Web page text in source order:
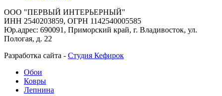
ООО "ПЕРВЫЙ ИНТЕРЬЕРНЫЙ"
ИНН 2540203859, ОГРН 1142540005585
Юр.адрес: 690091, Приморский край, г. Владивосток, ул.
Пологая, д. 22
Разработка сайта - Студия Кефирок
Обои
Ковры
Лепнина